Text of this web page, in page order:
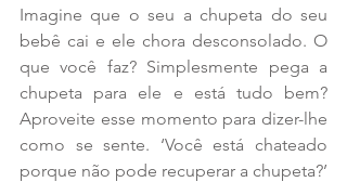
Imagine que o seu a chupeta do seu
bebê cai e ele chora desconsolado. O
que você faz? Simplesmente pega a
chupeta para ele e está tudo bem?
Aproveite esse momento para dizer-lhe
como se sente. ‘Você está chateado
porque não pode recuperar a chupeta?’